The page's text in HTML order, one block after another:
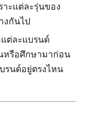
ะแต่ละรุ่นของ
งกันไป
ต่ละแบรนด์
หรือศึกษามาก่อน
รนด์อยู่ตรงไหน